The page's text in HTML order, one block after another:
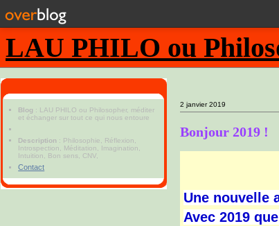
LAU PHILO ou
Blog : LAU PHILO ou Philosopher, méditer
et échanger sur tout ce qui nous entoure
Description : Philosophie, Réflexion,
Introspection, Méditation, Imagination,
Intuition, Bon sens, CNV,
Contact
2 janvier 2019
Bonjour 2019 !
Une nouvelle
Avec 2019